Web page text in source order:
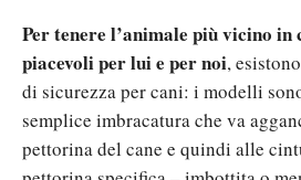
Per tenere l’animale più vicino
piacevoli per lui e per noi,
di sicurezza per cani: i modelli
semplice imbracatura che va
pettorina del cane e quindi alle